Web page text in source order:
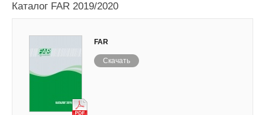
Каталог FAR 2019/2020
FAR
Скачать